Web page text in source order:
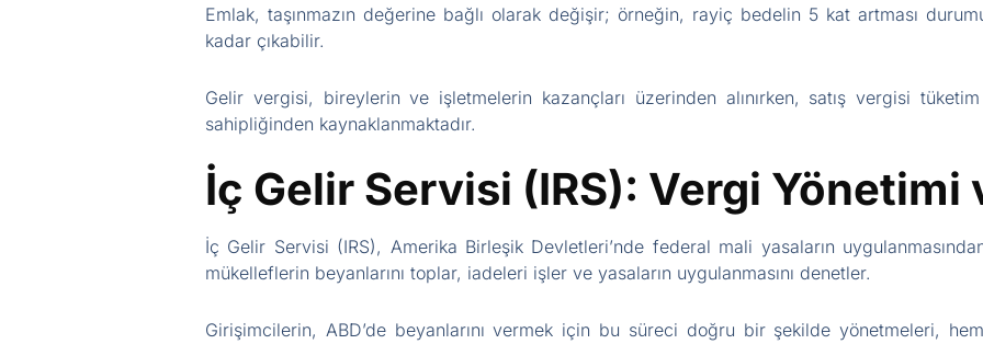
Emlak, taşınmazın değerine bağlı olarak değişir; örneğin, rayiç bedelin 5 kat artması
kadar çıkabilir.
Gelir vergisi, bireylerin ve işletmelerin kazançları üzerinden alınırken, satış vergisi
sahipliğinden kaynaklanmaktadır.
İç Gelir Servisi (IRS): Vergi Yönetimi
İç Gelir Servisi (IRS), Amerika Birleşik Devletleri’nde federal mali yasaların
mükelleflerin beyanlarını toplar, iadeleri işler ve yasaların uygulanmasını denetler.
Girişimcilerin, ABD’de beyanlarını vermek için bu süreci doğru bir şekilde yönetmeleri,